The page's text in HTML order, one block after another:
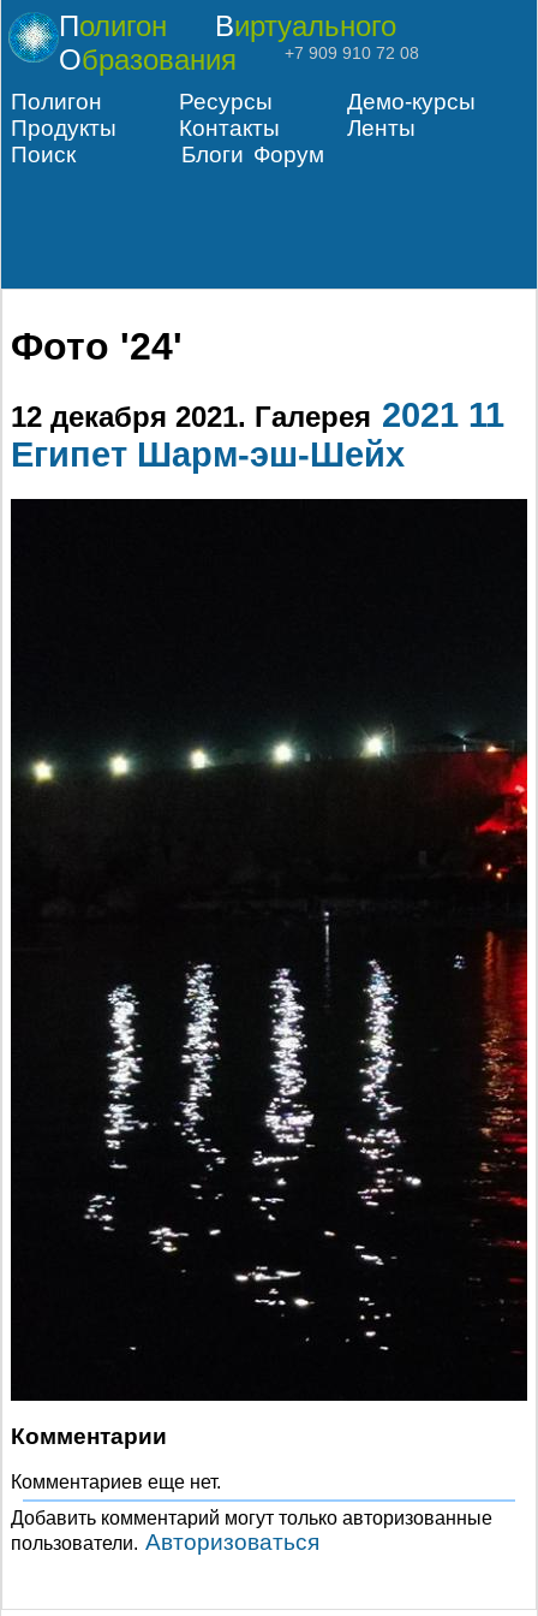
Полигон
Виртуального
Образования
+7 909 910 72 08
Полигон Ресурсы
Демо-курсы
Продукты
Контакты
Ленты
Поиск
Блоги Форум
Фото '24'
12 декабря 2021. Галерея 2021 11
Египет Шарм-эш-Шейх
Комментарии
Комментариев еще нет.
Добавить комментарий могут только авторизованные
пользователи. Авторизоваться